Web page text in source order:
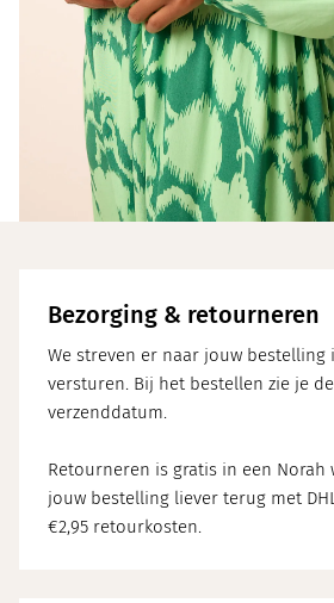
Bezorging & retourneren
We streven er naar jouw bestelling
versturen. Bij het bestellen zie je
verzenddatum.
Retourneren is gratis in een Norah
jouw bestelling liever terug met
€2,95 retourkosten.